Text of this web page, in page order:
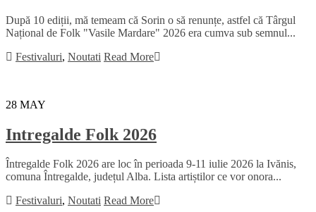
După 10 ediții, mă temeam că Sorin o să renunțe, astfel că Târgul
Național de Folk "Vasile Mardare" 2026 era cumva sub semnul...
Festivaluri, Noutati Read More
28 MAY
Intregalde Folk 2026
Întregalde Folk 2026 are loc în perioada 9-11 iulie 2026 la Ivănis,
comuna Întregalde, județul Alba. Lista artiștilor ce vor onora...
Festivaluri, Noutati Read More